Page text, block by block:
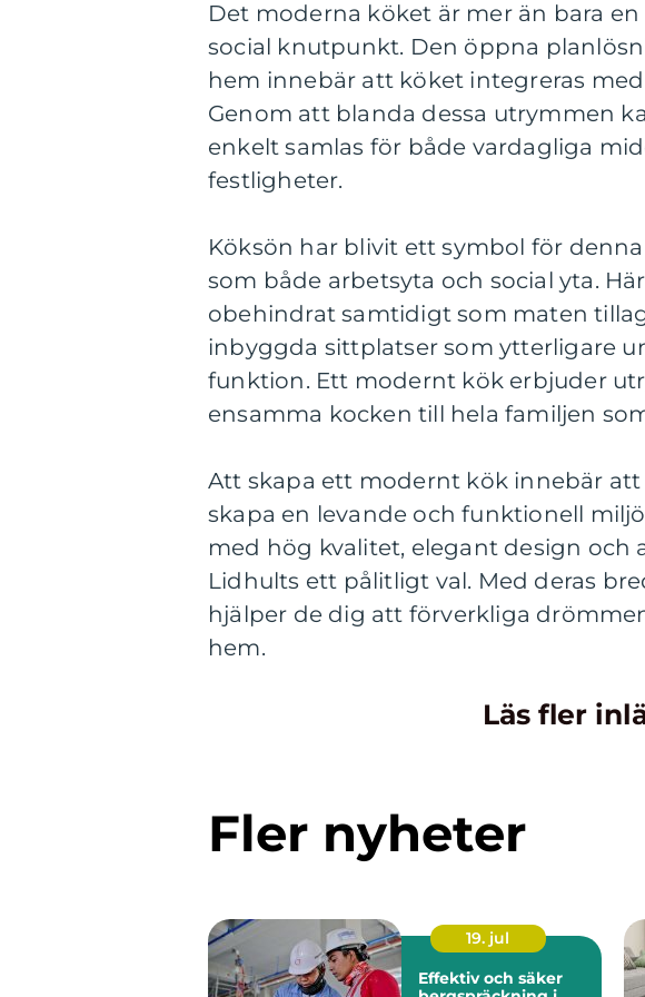
Det moderna köket är mer än bara
social knutpunkt. Den öppna
hem innebär att köket integreras
Genom att blanda dessa utrymmen
enkelt samlas för både vardagliga
festligheter.
Köksön har blivit ett symbol för
som både arbetsyta och social yta.
obehindrat samtidigt som maten
inbyggda sittplatser som ytterligare
funktion. Ett modernt kök erbjuder
ensamma kocken till hela familjen
Att skapa ett modernt kök innebär
skapa en levande och funktionell
med hög kvalitet, elegant design och
Lidhults ett pålitligt val. Med deras
hjälper de dig att förverkliga
hem.
Läs fler
Fler nyheter
19. jul
Effektiv och säker